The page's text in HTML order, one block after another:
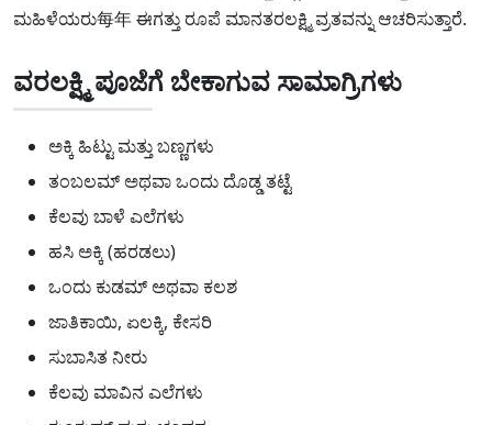
ಮಹಿಳೆಯರು每年 ಈಗತ್ತು ರೂಪೆ ಮಾನತರಲಕ್ಷ್ಮಿ ವ್ರತವನ್ನು ಆಚರಿಸುತ್ತಾರೆ.
ವರಲಕ್ಷ್ಮಿ ಪೂಜೆಗೆ ಬೇಕಾಗುವ ಸಾಮಾಗ್ರಿಗಳು
ಅಕ್ಕಿ ಹಿಟ್ಟು ಮತ್ತು ಬಣ್ಣಗಳು
ತಂಬಲಮ್ ಅಥವಾ ಒಂದು ದೊಡ್ಡ ತಟ್ಟೆ
ಕೆಲವು ಬಾಳೆ ಎಲೆಗಳು
ಹಸಿ ಅಕ್ಕಿ (ಹರಡಲು)
ಒಂದು ಕುಡಮ್ ಅಥವಾ ಕಲಶ
ಜಾತಿಕಾಯಿ, ಏಲಕ್ಕಿ, ಕೇಸರಿ
ಸುಬಾಸಿತ ನೀರು
ಕೆಲವು ಮಾವಿನ ಎಲೆಗಳು